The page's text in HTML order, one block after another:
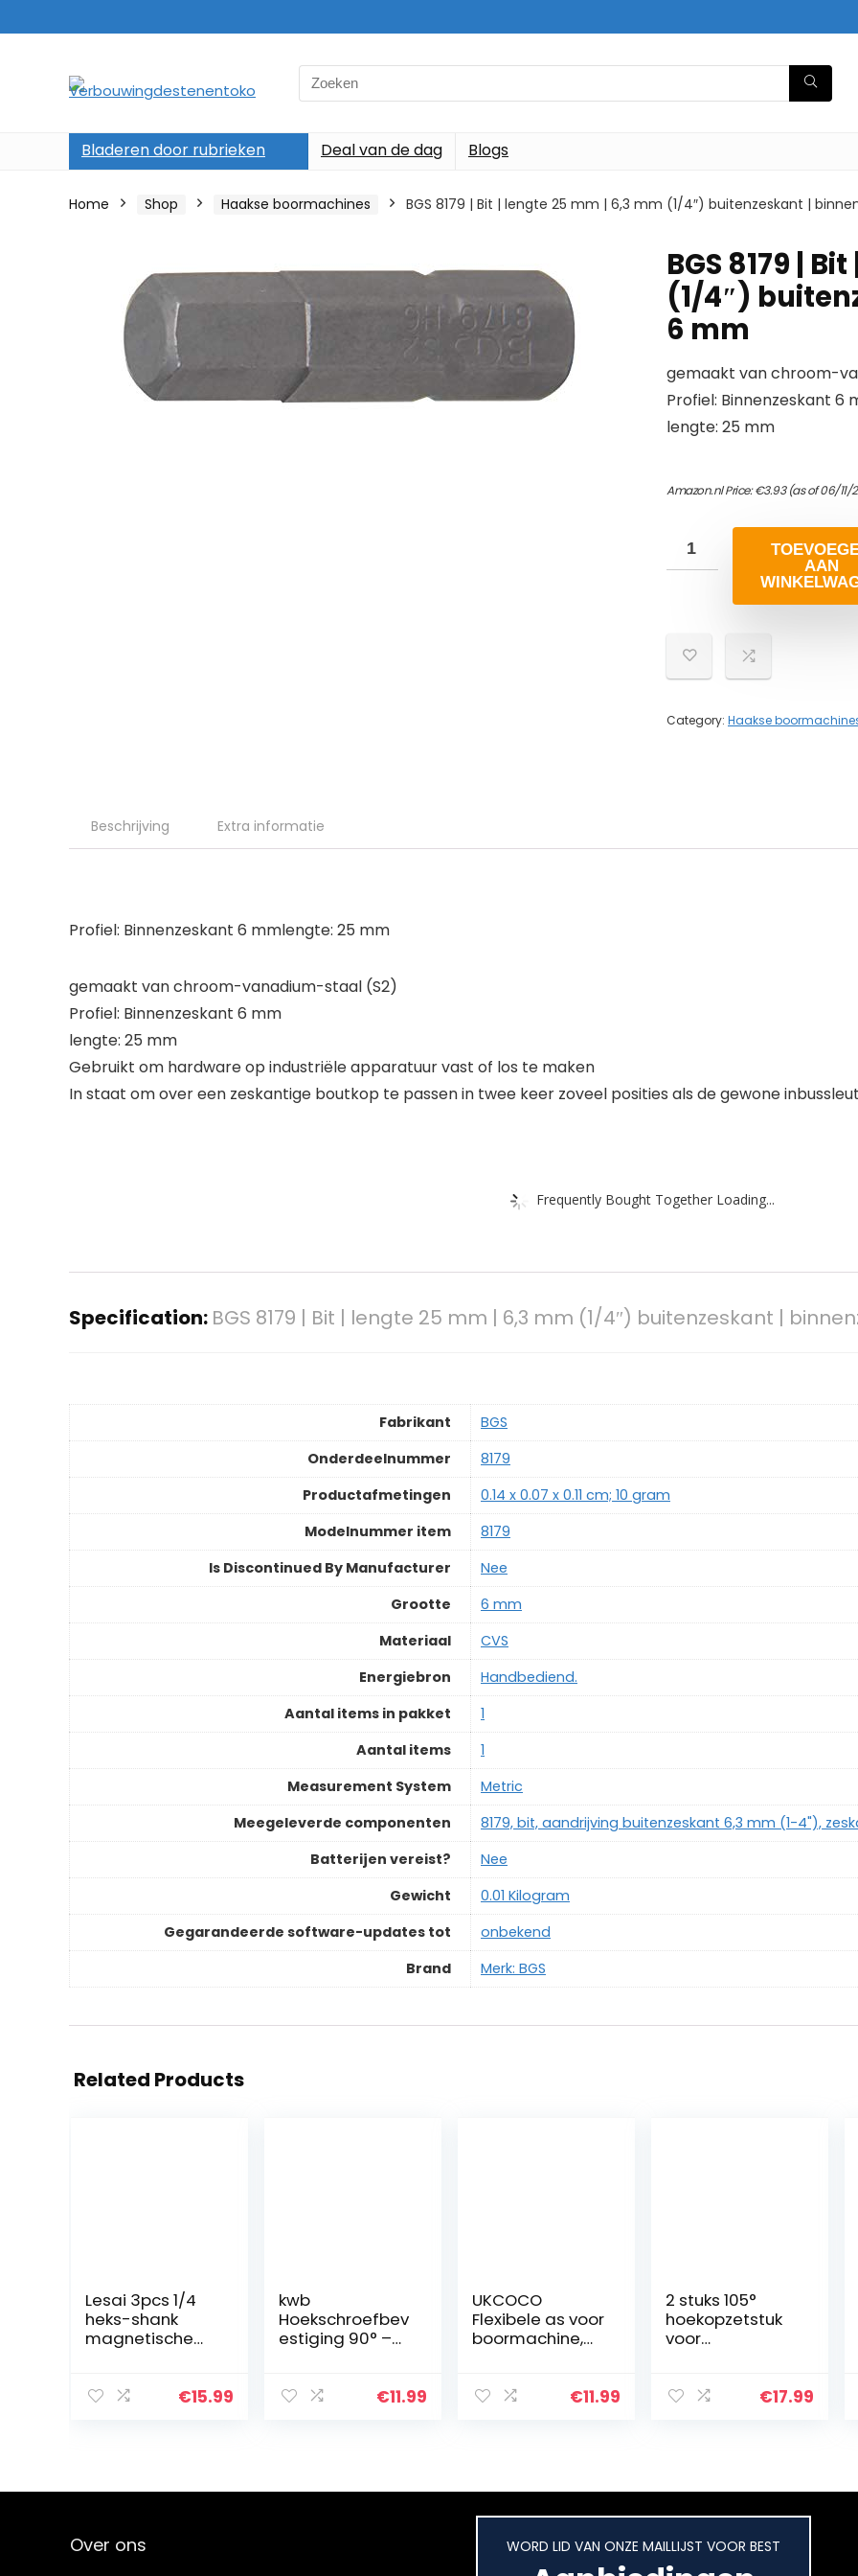
Search
for:
Bladeren door rubrieken Deal van de dag Blogs
Home Shop Haakse boormachines BGS 8179 | Bit | lengte 25 mm | 6,3 mm (1/4″) buitenzeskant |
BGS 8179 |
(1/4″)
6 mm
gemaakt van chroom-
Profiel: Binnenzeskant 6
lengte: 25 mm
Amazon.nl Price:€3.93(as of 06/11/
AAN
Category: Haakse
Beschrijving Extra informatie
Profiel: Binnenzeskant 6 mmlengte: 25 mm
gemaakt van chroom-vanadium-staal (S2)
Profiel: Binnenzeskant 6 mm
lengte: 25 mm
Gebruikt om hardware op industriële apparatuur vast of los te maken
In staat om over een zeskantige boutkop te passen in twee keer zoveel posities als de gewone
Frequently Bought Together Loading...
Specification: BGS 8179 | Bit | lengte 25 mm | 6,3 mm (1/4″) buitenzeskant |
Fabrikant
‎BGS
Onderdeelnummer
‎8179
Productafmetingen
‎0.14 x 0.07 x 0.11 cm; 10 gram
Modelnummer item
‎8179
Is Discontinued By Manufacturer
‎Nee
Grootte
‎6 mm
Materiaal
‎CVS
Energiebron
‎Handbediend.
Aantal items in pakket
‎1
Aantal items
‎1
Measurement System
‎Metric
Meegeleverde componenten
‎8179, bit, aandrijving buitenzeskant 6,3 mm (1-4"),
Batterijen vereist?
‎Nee
Gewicht
‎0.01 Kilogram
Gegarandeerde software-updates tot
‎onbekend
Brand
Merk: BGS
Related Products
Lesai 3pcs 1/4
heks-shank
magnetische
haakse
accuschroeven
ter, zachte as
€15.99
kwb
Hoekschroefbev
estiging 90° –
magnetische
€11.99
UKCOCO
Flexibele as voor
boormachine,
mm, zwart
€11.99
2 stuks 105°
hoekopzetstuk
voor
adapter, 3 stuks
bithouder
verlenging, voor
boormachines
€17.99
Over ons WORD LID VAN ONZE MAILLIJST VOOR BEST